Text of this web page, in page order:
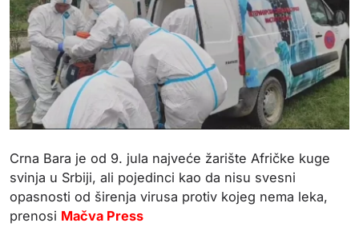
Crna Bara je od 9. jula najveće žarište Afričke kuge
svinja u Srbiji, ali pojedinci kao da nisu svesni
opasnosti od širenja virusa protiv kojeg nema leka,
prenosi Mačva Press